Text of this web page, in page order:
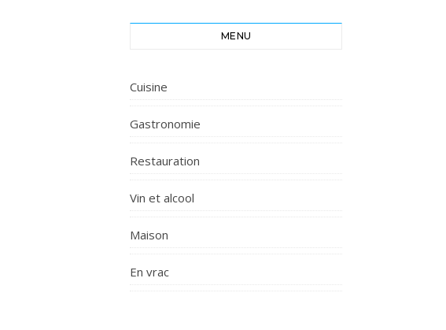
MENU
Cuisine
Gastronomie
Restauration
Vin et alcool
Maison
En vrac